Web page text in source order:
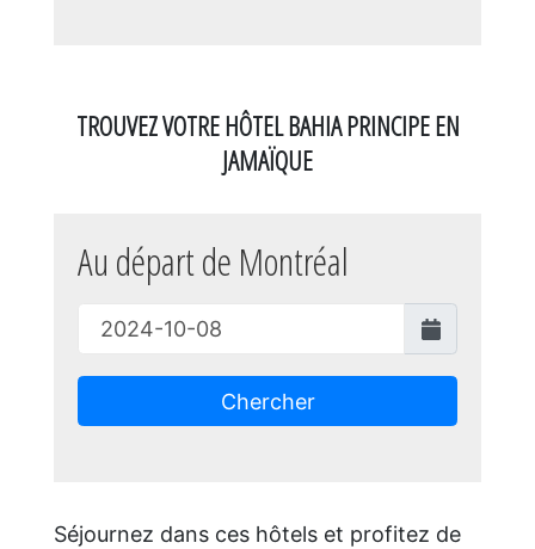
TROUVEZ VOTRE HÔTEL BAHIA PRINCIPE EN
JAMAÏQUE
Au départ de Montréal
Chercher
Séjournez dans ces hôtels et profitez de